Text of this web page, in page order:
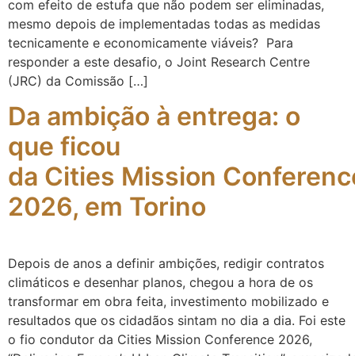
com efeito de estufa que não podem ser eliminadas,
mesmo depois de implementadas todas as medidas
tecnicamente e economicamente viáveis? Para
responder a este desafio, o Joint Research Centre
(JRC) da Comissão […]
Da ambição à entrega: o
que ficou
da Cities Mission
2026, em Torino
Depois de anos a definir ambições, redigir contratos
climáticos e desenhar planos, chegou a hora de os
transformar em obra feita, investimento mobilizado e
resultados que os cidadãos sintam no dia a dia. Foi este
o fio condutor da Cities Mission Conference 2026,